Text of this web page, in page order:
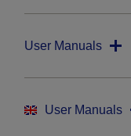
User Manuals
User Manuals